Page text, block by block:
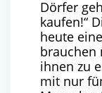
Dörfer
kaufen!“
heute
brauchen
ihnen zu
mit nur